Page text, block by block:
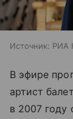
Источник: РИА
В эфире
артист
в 2007 году